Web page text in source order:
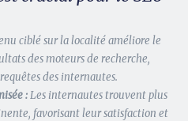
ciblé sur la localité améliore le
des moteurs de recherche,
des internautes.
:Les internautes trouvent plus
favorisant leur satisfaction et